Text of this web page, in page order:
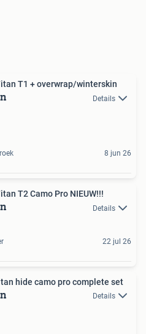
T1 + overwrap/winterskin
Details
8 jun 26
T2 Camo Pro NIEUW!!!
Details
22 jul 26
hide camo pro complete set
Details